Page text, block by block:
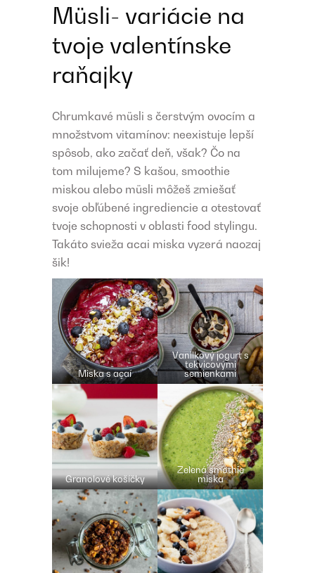
Müsli- variácie na
tvoje valentínske
raňajky
Chrumkavé müsli s čerstvým ovocím a
množstvom vitamínov: neexistuje lepší
spôsob, ako začať deň, však? Čo na
tom milujeme? S kašou, smoothie
miskou alebo müsli môžeš zmiešať
svoje obľúbené ingrediencie a otestovať
tvoje schopnosti v oblasti food stylingu.
Takáto svieža acai miska vyzerá naozaj
šik!
Miska s açaí
Vanilkový jogurt s
tekvicovými
semienkami
Granolové košíčky
Zelená smothie
miska